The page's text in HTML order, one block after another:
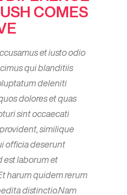
COMES
et iusto odio
qui blanditiis
deleniti
dolores et quas
sint occaecati
similique
officia deserunt
est laborum et
harum quidem rerum
distinctio.Nam